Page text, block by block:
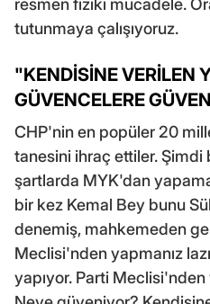
resmen fiziki mücadele.
tutunmaya çalışıyoruz.
"KENDİSİNE VERİLEN
GÜVENCELERE
CHP'nin en popüler 20
tanesini ihraç ettiler. Şimdi
şartlarda MYK'dan
bir kez Kemal Bey bunu
denemiş, mahkemeden
Meclisi'nden yapmanız
yapıyor. Parti